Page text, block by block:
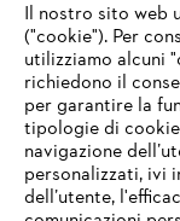
L’azienda
Il nostro sito web
("cookie"). Per
utilizziamo alcuni
richiedono il
per garantire la
tipologie di
navigazione
personalizzati, ivi
dell’utente,